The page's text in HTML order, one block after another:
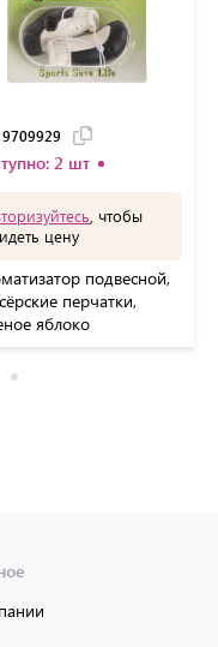
9709929
2 шт
, чтобы
цену
подвесной,
перчатки,
яблоко